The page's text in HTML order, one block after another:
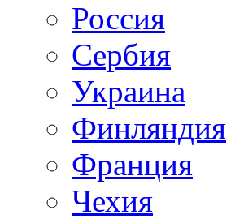
Россия
Сербия
Украина
Финляндия
Франция
Чехия